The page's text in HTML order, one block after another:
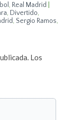
, Real Madrid
, Divertido,
, Sergio Ramos,
Los